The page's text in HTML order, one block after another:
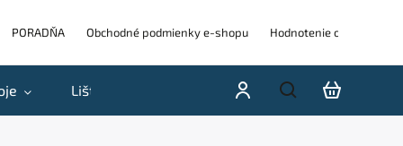
PORADŇA Obchodné podmienky e-shopu Hodnotenie obchodu
Lišty Akcie a výpredaje Blog